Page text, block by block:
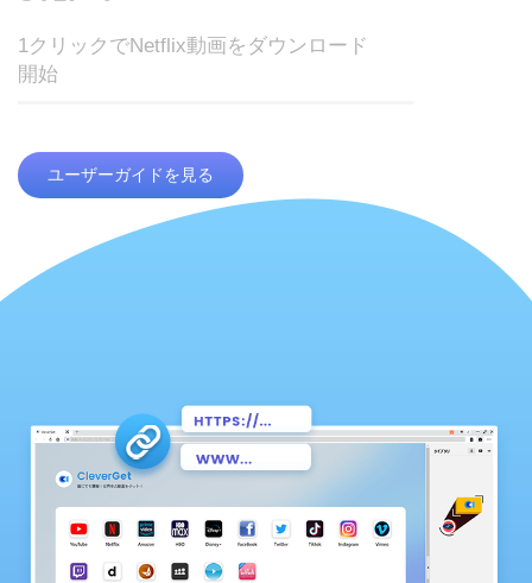
1クリックでNetflix動画をダウンロード
開始
ユーザーガイドを見る